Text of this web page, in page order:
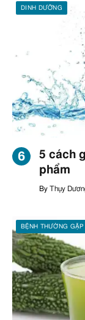
DINH DƯỠNG
5 cách
phẩm
By Thụy
BỆNH THƯỜNG GẶP